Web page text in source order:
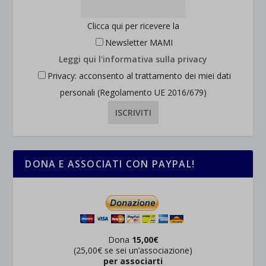
Clicca qui per ricevere la
Newsletter MAMI
Leggi qui l'informativa sulla privacy
Privacy: acconsento al trattamento dei miei dati
personali (Regolamento UE 2016/679)
DONA E ASSOCIATI CON PAYPAL!
Dona 15,00€
(25,00€ se sei un’associazione)
per associarti